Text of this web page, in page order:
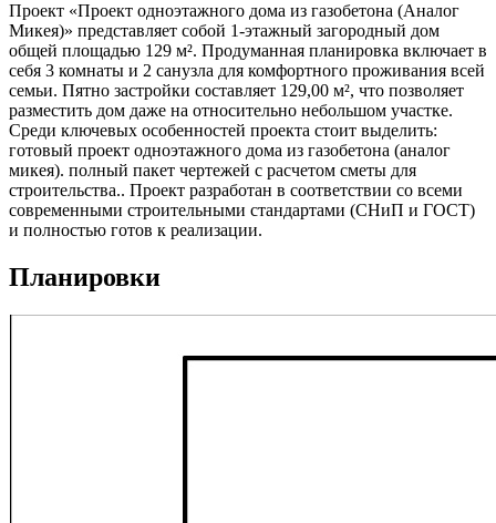
Проект «Проект одноэтажного дома из газобетона (Аналог
Микея)» представляет собой 1-этажный загородный дом
общей площадью 129 м². Продуманная планировка включает в
себя 3 комнаты и 2 санузла для комфортного проживания всей
семьи. Пятно застройки составляет 129,00 м², что позволяет
разместить дом даже на относительно небольшом участке.
Среди ключевых особенностей проекта стоит выделить:
готовый проект одноэтажного дома из газобетона (аналог
микея). полный пакет чертежей с расчетом сметы для
строительства.. Проект разработан в соответствии со всеми
современными строительными стандартами (СНиП и ГОСТ)
и полностью готов к реализации.
Планировки